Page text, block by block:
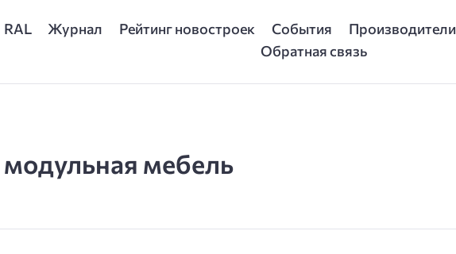
RAL Журнал Рейтинг новостроек События Производители
Обратная связь
мебель